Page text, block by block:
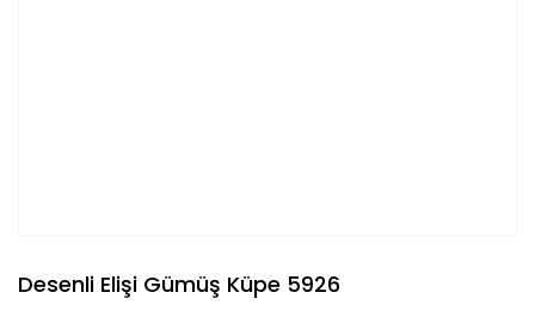
Desenli Elişi Gümüş Küpe 5926